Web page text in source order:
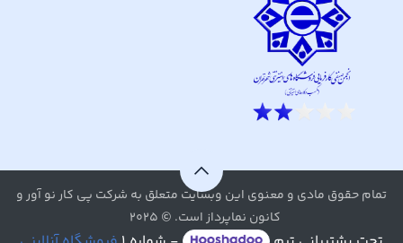
تمام حقوق مادی و معنوی این وبسایت متعلق به شرکت پی کار نو آور و
کانون نماپرداز است. © ۲۰۲۵